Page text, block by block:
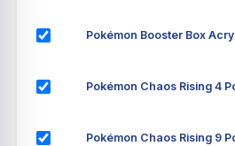
Pokémon Booster Box
Pokémon Chaos Rising 4
Pokémon Chaos Rising 9